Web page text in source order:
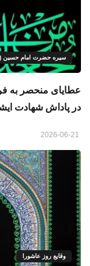
سیره حضرت امام حسین
عطایای منحصر به
در پاداش شهادت
وقایع روز عاشورا